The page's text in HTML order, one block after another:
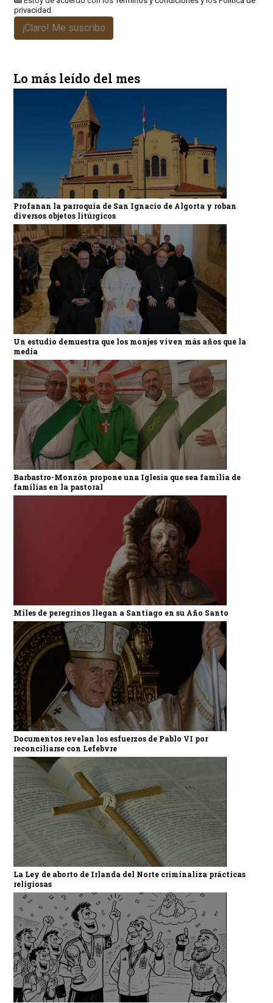
privacidad
¡Claro! Me suscribo
Lo más leído del mes
Profanan la parroquia de San Ignacio de Algorta y roban
diversos objetos litúrgicos
Un estudio demuestra que los monjes viven más años que la
media
Barbastro-Monzón propone una Iglesia que sea familia de
familias en la pastoral
Miles de peregrinos llegan a Santiago en su Año Santo
Documentos revelan los esfuerzos de Pablo VI por
reconciliarse con Lefebvre
La Ley de aborto de Irlanda del Norte criminaliza prácticas
religiosas